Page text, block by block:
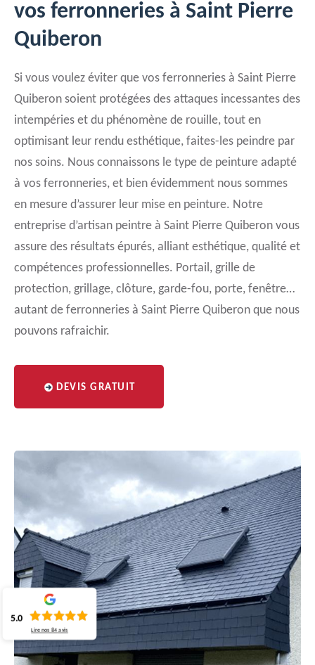
vos ferronneries à Saint Pierre
Quiberon
Si vous voulez éviter que vos ferronneries à Saint Pierre
Quiberon soient protégées des attaques incessantes des
intempéries et du phénomène de rouille, tout en
optimisant leur rendu esthétique, faites-les peindre par
nos soins. Nous connaissons le type de peinture adapté
à vos ferronneries, et bien évidemment nous sommes
en mesure d’assurer leur mise en peinture. Notre
entreprise d’artisan peintre à Saint Pierre Quiberon vous
assure des résultats épurés, alliant esthétique, qualité et
compétences professionnelles. Portail, grille de
protection, grillage, clôture, garde-fou, porte, fenêtre…
autant de ferronneries à Saint Pierre Quiberon que nous
pouvons rafraichir.
DEVIS GRATUIT
5.0
Lire nos84 avis